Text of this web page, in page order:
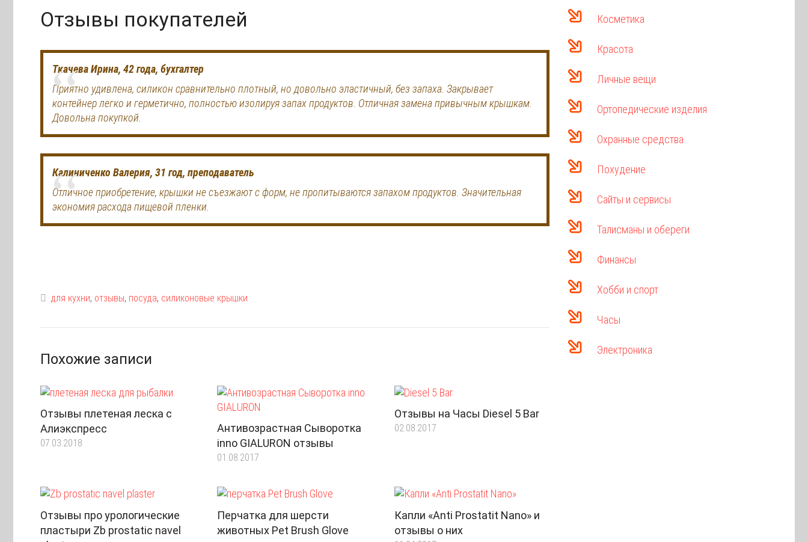
Отзывы покупателей
Ткачева Ирина, 42 года, бухгалтер
Приятно удивлена, силикон сравнительно плотный, но довольно эластичный, без запаха. Закрывает
контейнер легко и герметично, полностью изолируя запах продуктов. Отличная замена привычным крышкам.
Довольна покупкой.
Калиниченко Валерия, 31 год, преподаватель
Отличное приобретение, крышки не съезжают с форм, не пропитываются запахом продуктов. Значительная
экономия расхода пищевой пленки.
для кухни, отзывы, посуда, силиконовые крышки
Похожие записи
Отзывы плетеная леска с
Алиэкспресс
07.03.2018
Антивозрастная Сыворотка
inno GIALURON отзывы
01.08.2017
Отзывы на Часы Diesel 5 Bar
02.08.2017
Отзывы про урологические
пластыри Zb prostatic navel
Перчатка для шерсти
животных Pet Brush Glove
Капли «Anti Prostatit Nano» и
отзывы о них
Косметика
Красота
Личные вещи
Ортопедические изделия
Охранные средства
Похудение
Сайты и сервисы
Талисманы и обереги
Финансы
Хобби и спорт
Часы
Электроника